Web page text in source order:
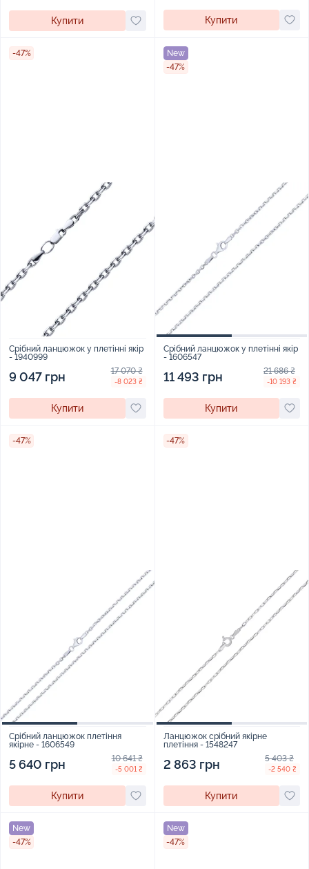
Купити Купити
-47%
Срібний ланцюжок у плетінні якір
- 1940999
9 047 грн 17 070 ₴
-8 023 ₴
Купити
New
-47%
Срібний ланцюжок у плетінні якір
- 1606547
11 493 грн 21 686 ₴
-10 193 ₴
Купити
-47%
Срібний ланцюжок плетіння
якірне - 1606549
5 640 грн 10 641 ₴
-5 001 ₴
Купити
-47%
Ланцюжок срібний якірне
плетіння - 1548247
2 863 грн 5 403 ₴
-2 540 ₴
Купити
New
-47%
New
-47%